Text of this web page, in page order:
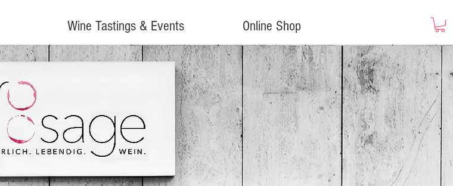
Wine Tastings & Events Online Shop